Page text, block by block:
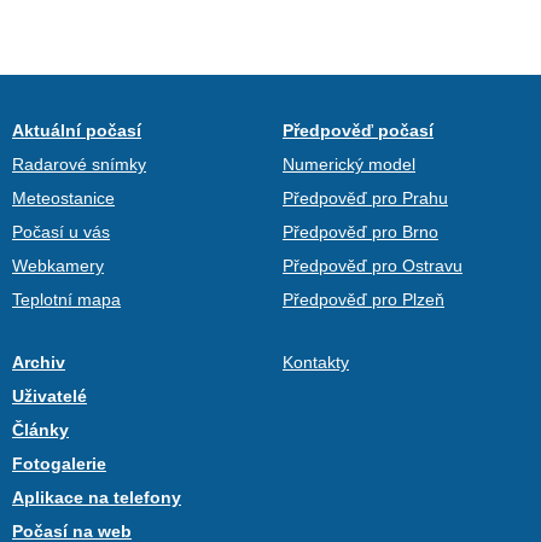
Aktuální počasí
Radarové snímky
Meteostanice
Počasí u vás
Webkamery
Teplotní mapa
Předpověď počasí
Numerický model
Předpověď pro Prahu
Předpověď pro Brno
Předpověď pro Ostravu
Předpověď pro Plzeň
Archiv
Uživatelé
Články
Fotogalerie
Aplikace na telefony
Počasí na web
Kontakty